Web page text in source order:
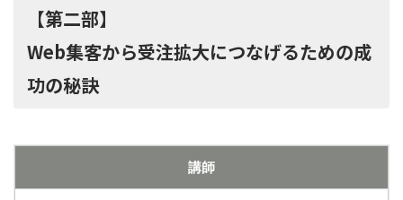
【第二部】
Web集客から受注拡大につなげるための成
功の秘訣
講師